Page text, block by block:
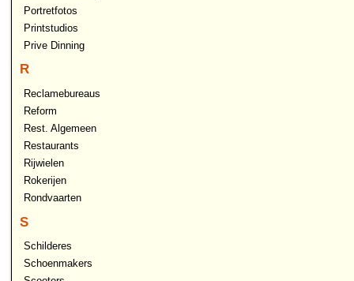
Portretfotos
Printstudios
Prive Dinning
R
Reclamebureaus
Reform
Rest. Algemeen
Restaurants
Rijwielen
Rokerijen
Rondvaarten
S
Schilderes
Schoenmakers